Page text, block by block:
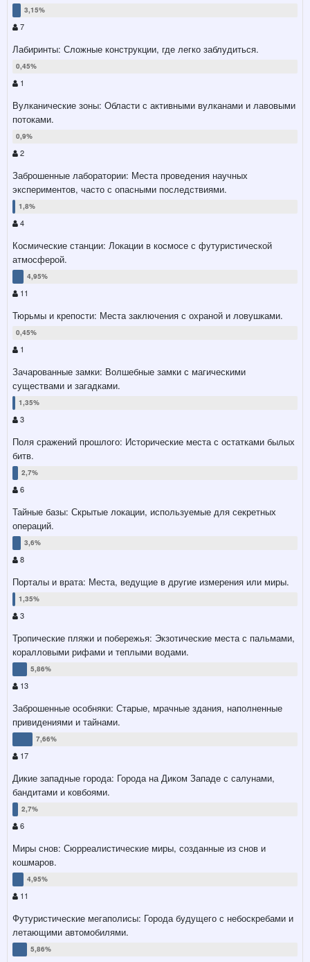
7
Лабиринты: Сложные конструкции, где легко заблудиться.
1
Вулканические зоны: Области с активными вулканами и лавовыми
потоками.
2
Заброшенные лаборатории: Места проведения научных
экспериментов, часто с опасными последствиями.
4
Космические станции: Локации в космосе с футуристической
атмосферой.
11
Тюрьмы и крепости: Места заключения с охраной и ловушками.
1
Зачарованные замки: Волшебные замки с магическими
существами и загадками.
3
Поля сражений прошлого: Исторические места с остатками былых
битв.
6
Тайные базы: Скрытые локации, используемые для секретных
операций.
8
Порталы и врата: Места, ведущие в другие измерения или миры.
3
Тропические пляжи и побережья: Экзотические места с пальмами,
коралловыми рифами и теплыми водами.
13
Заброшенные особняки: Старые, мрачные здания, наполненные
привидениями и тайнами.
17
Дикие западные города: Города на Диком Западе с салунами,
бандитами и ковбоями.
6
Миры снов: Сюрреалистические миры, созданные из снов и
кошмаров.
11
Футуристические мегаполисы: Города будущего с небоскребами и
летающими автомобилями.